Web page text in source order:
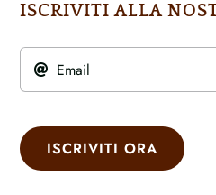
ISCRIVITI ALLA
ISCRIVITI ORA